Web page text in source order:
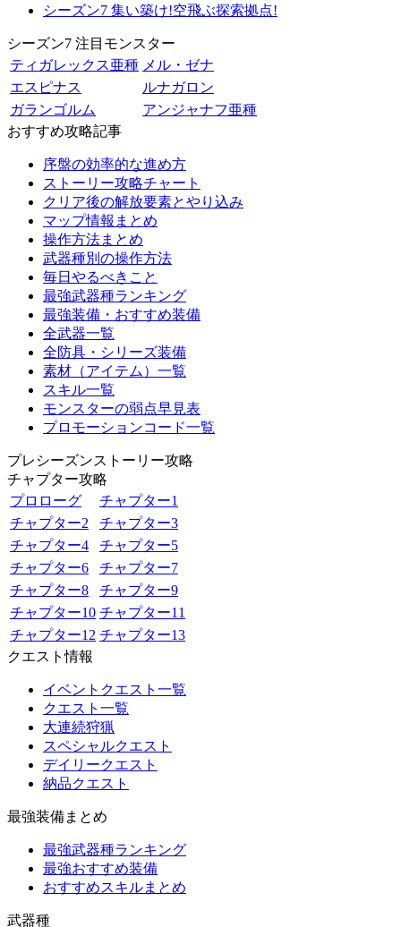
シーズン7 集い築け!空飛ぶ探索拠点!
シーズン7 注目モンスター
ティガレックス亜種 メル・ゼナ
エスピナス
ルナガロン
ガランゴルム
アンジャナフ亜種
おすすめ攻略記事
序盤の効率的な進め方
ストーリー攻略チャート
クリア後の解放要素とやり込み
マップ情報まとめ
操作方法まとめ
武器種別の操作方法
毎日やるべきこと
最強武器種ランキング
最強装備・おすすめ装備
全武器一覧
全防具・シリーズ装備
素材（アイテム）一覧
スキル一覧
モンスターの弱点早見表
プロモーションコード一覧
プレシーズンストーリー攻略
チャプター攻略
プロローグ
チャプター1
チャプター2
チャプター3
チャプター4
チャプター5
チャプター6
チャプター7
チャプター8
チャプター9
チャプター10 チャプター11
チャプター12 チャプター13
クエスト情報
イベントクエスト一覧
クエスト一覧
大連続狩猟
スペシャルクエスト
デイリークエスト
納品クエスト
最強装備まとめ
最強武器種ランキング
最強おすすめ装備
おすすめスキルまとめ
武器種